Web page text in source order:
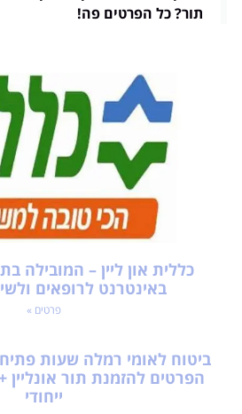
תור? כל הפרטים פה!
כללית און ליין – המובילה
באינטרנט לרופאים
פרטים »
ביטוח לאומי רמלה שעות
הפרטים להזמנת תור אונליין
ייחודי